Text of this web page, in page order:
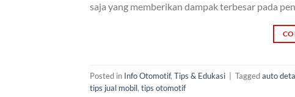
saja yang memberikan dampak terbesar pada
Posted in Info Otomotif, Tips & Edukasi | Taggedauto
tips jual mobil, tips otomotif